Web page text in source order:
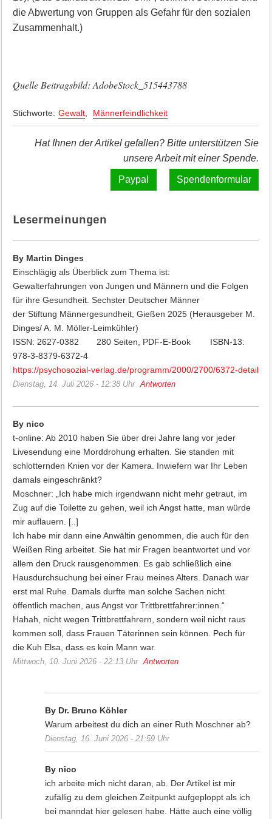
die Abwertung von Gruppen als Gefahr für den sozialen
Zusammenhalt.)
Quelle Beitragsbild: AdobeStock_515443788
Stichworte: Gewalt, Männerfeindlichkeit
Hat Ihnen der Artikel gefallen? Bitte unterstützen Sie
unsere Arbeit mit einer Spende.
Spendenformular
Lesermeinungen
By Martin Dinges
Einschlägig als Überblick zum Thema ist:
Gewalterfahrungen von Jungen und Männern und die Folgen
für ihre Gesundheit. Sechster Deutscher Männer
der Stiftung Männergesundheit, Gießen 2025 (Herausgeber M.
Dinges/ A. M. Möller-Leimkühler)
ISSN: 2627-0382 280 Seiten, PDF-E-Book ISBN-13:
978-3-8379-6372-4
https://psychosozial-verlag.de/programm/2000/2700/6372-detail
Dienstag, 14. Juli 2026 - 12:38 Uhr Antworten
By nico
t-online: Ab 2010 haben Sie über drei Jahre lang vor jeder
Livesendung eine Morddrohung erhalten. Sie standen mit
schlotternden Knien vor der Kamera. Inwiefern war Ihr Leben
damals eingeschränkt?
Moschner: „Ich habe mich irgendwann nicht mehr getraut, im
Zug auf die Toilette zu gehen, weil ich Angst hatte, man würde
mir auflauern. [..]
Ich habe mir dann eine Anwältin genommen, die auch für den
Weißen Ring arbeitet. Sie hat mir Fragen beantwortet und vor
allem den Druck rausgenommen. Es gab schließlich eine
Hausdurchsuchung bei einer Frau meines Alters. Danach war
erst mal Ruhe. Damals durfte man solche Sachen nicht
öffentlich machen, aus Angst vor Trittbrettfahrer:innen.“
Hahah, nicht wegen Trittbrettfahrern, sondern weil nicht raus
kommen soll, dass Frauen Täterinnen sein können. Pech für
die Kuh Elsa, dass es kein Mann war.
Mittwoch, 10. Juni 2026 - 22:13 Uhr Antworten
By Dr. Bruno Köhler
Warum arbeitest du dich an einer Ruth Moschner ab?
Dienstag, 16. Juni 2026 - 21:59 Uhr
By nico
ich arbeite mich nicht daran, ab. Der Artikel ist mir
zufällig zu dem gleichen Zeitpunkt aufgeploppt als ich
bei manndat hier gelesen habe. Hätte auch eine völlig